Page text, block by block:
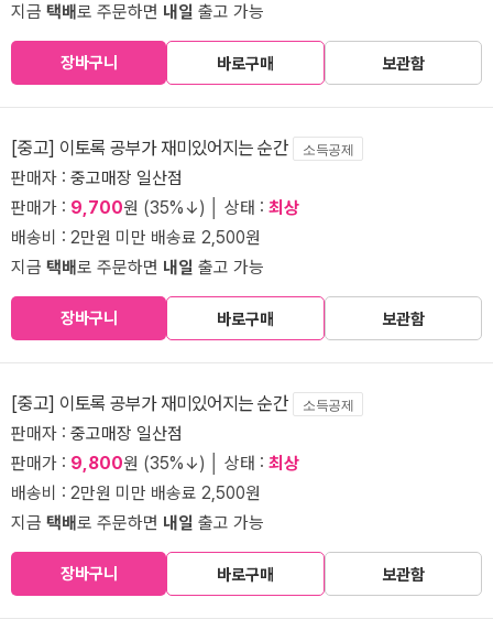
지금 택배로 주문하면 내일 출고 가능
장바구니 바로구매 보관함
[중고] 이토록 공부가 재미있어지는 순간 소득공제
판매자 : 중고매장 일산점
판매가 : 9,700원 (35%↓) │ 상태 : 최상
배송비 : 2만원 미만 배송료 2,500원
지금 택배로 주문하면 내일 출고 가능
장바구니 바로구매 보관함
[중고] 이토록 공부가 재미있어지는 순간 소득공제
판매자 : 중고매장 일산점
판매가 : 9,800원 (35%↓) │ 상태 : 최상
배송비 : 2만원 미만 배송료 2,500원
지금 택배로 주문하면 내일 출고 가능
장바구니 바로구매 보관함